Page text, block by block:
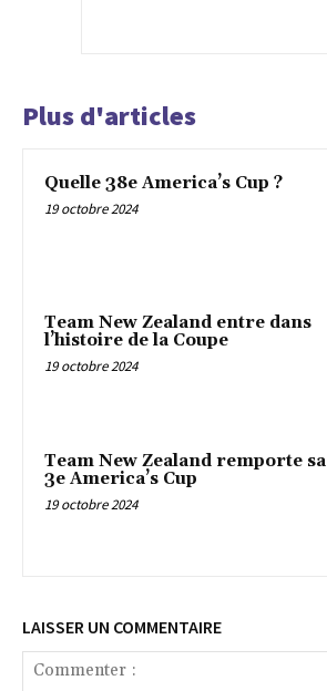
Plus d'articles
Quelle 38e America’s Cup ?
19 octobre 2024
Team New Zealand entre dans
l’histoire de la Coupe
19 octobre 2024
Team New Zealand remporte sa
3e America’s Cup
19 octobre 2024
LAISSER UN COMMENTAIRE